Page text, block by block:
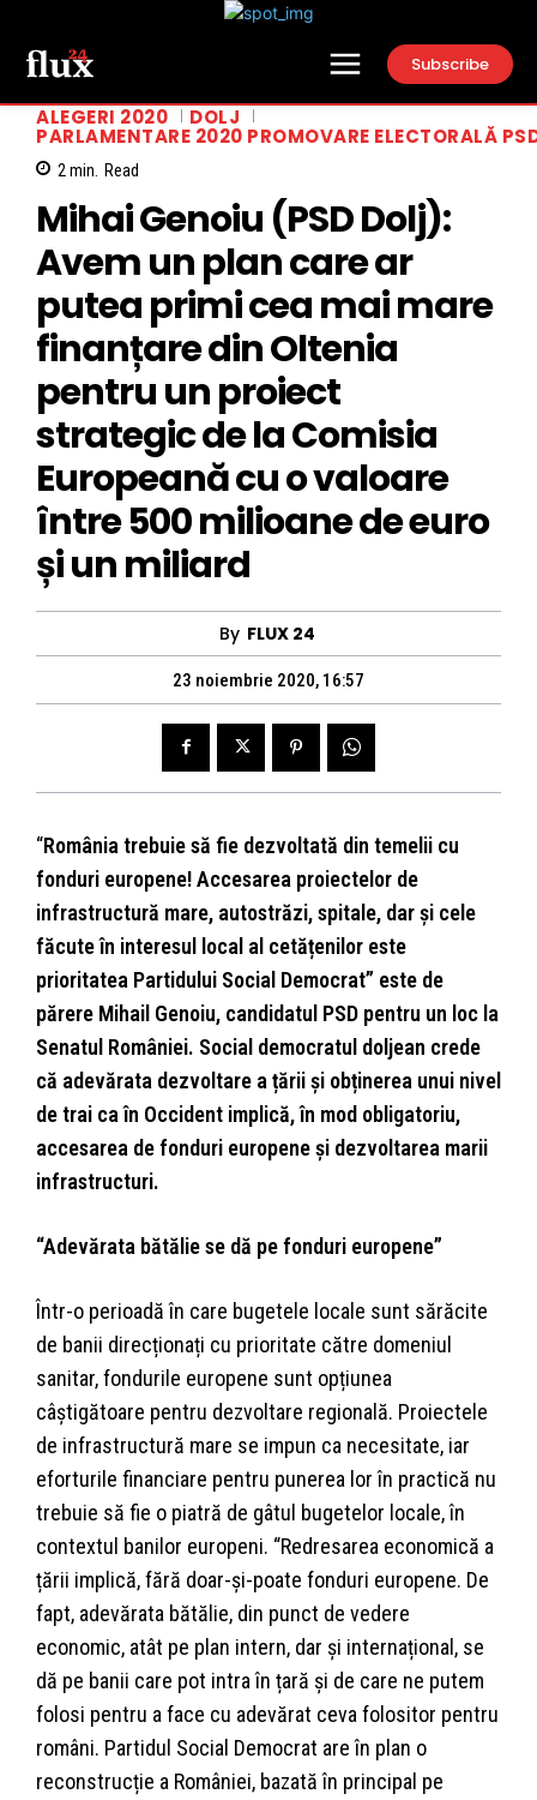
Subscribe
ALEGERI 2020 DOLJ
PARLAMENTARE 2020 PROMOVARE ELECTORALĂ
2 min. Read
Mihai Genoiu (PSD Dolj):
Avem un plan care ar
putea primi cea mai mare
finanțare din Oltenia
pentru un proiect
strategic de la Comisia
Europeană cu o valoare
între 500 milioane de euro
și un miliard
By FLUX 24
23 noiembrie 2020, 16:57
“România trebuie să fie dezvoltată din temelii cu
fonduri europene! Accesarea proiectelor de
infrastructură mare, autostrăzi, spitale, dar și cele
făcute în interesul local al cetățenilor este
prioritatea Partidului Social Democrat” este de
părere Mihail Genoiu, candidatul PSD pentru un loc la
Senatul României. Social democratul doljean crede
că adevărata dezvoltare a țării și obținerea unui nivel
de trai ca în Occident implică, în mod obligatoriu,
accesarea de fonduri europene și dezvoltarea marii
infrastructuri.
“Adevărata bătălie se dă pe fonduri europene”
Într-o perioadă în care bugetele locale sunt sărăcite
de banii direcționați cu prioritate către domeniul
sanitar, fondurile europene sunt opțiunea
câștigătoare pentru dezvoltare regională. Proiectele
de infrastructură mare se impun ca necesitate, iar
eforturile financiare pentru punerea lor în practică nu
trebuie să fie o piatră de gâtul bugetelor locale, în
contextul banilor europeni. “Redresarea economică a
țării implică, fără doar-și-poate fonduri europene. De
fapt, adevărata bătălie, din punct de vedere
economic, atât pe plan intern, dar și internațional, se
dă pe banii care pot intra în țară și de care ne putem
folosi pentru a face cu adevărat ceva folositor pentru
români. Partidul Social Democrat are în plan o
reconstrucție a României, bazată în principal pe